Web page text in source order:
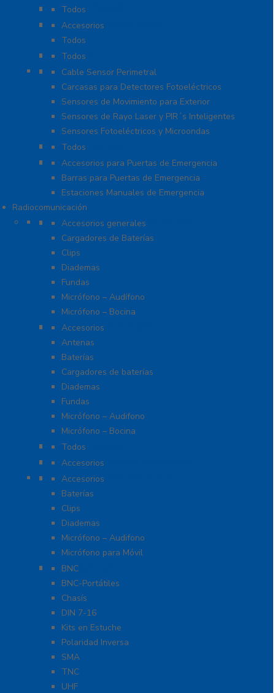
Videoverificación
Todos
Generadores de Niebla
Accesorios
Todos
Teclados
Todos
Protección Perimetral
Cable Sensor Perimetral
Carcasas para Detectores Fotoeléctricos
Sensores de Movimiento para Exterior
Sensores de Rayo Laser y PIR´s Inteligentes
Sensores Fotoeléctricos y Microondas
Señalamientos
Todos
Sistemas de Emergencia
Accesorios para Puertas de Emergencia
Barras para Puertas de Emergencia
Estaciones Manuales de Emergencia
Radiocomunicación
Accesorios para Hytera (HYT)
Accesorios generales
Cargadores de Baterías
Clips
Diademas
Fundas
Micrófono – Audífono
Micrófono – Bocina
Accesorios para ICOM
Accesorios
Antenas
Baterías
Cargadores de baterías
Diademas
Fundas
Micrófono – Audifono
Micrófono – Bocina
Radios Amateur
Todos
Accesorios para Otras Marcas
Accesorios
Accesorios Para Motorola
Accesorios
Baterías
Clips
Diademas
Micrófono – Audifono
Micrófono para Móvil
Adaptadores
BNC
BNC-Portátiles
Chasís
DIN 7-16
Kits en Estuche
Polaridad Inversa
SMA
TNC
UHF